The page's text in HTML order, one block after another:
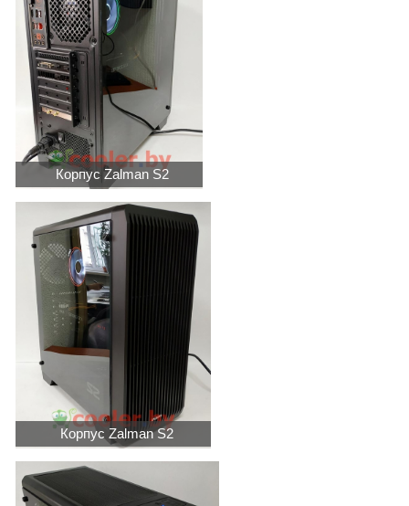
Корпус Zalman S2
Корпус Zalman S2